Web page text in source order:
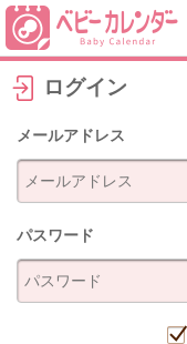
ログイン
メールアドレス
パスワード